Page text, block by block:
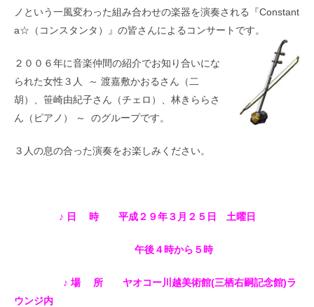
ノという一風変わった組み合わせの楽器を演奏される『Constant
a☆（コンスタンタ）』の皆さんによるコンサートです。
２００６年に音楽仲間の紹介でお知り合いにな
られた女性３人 ～ 渡嘉敷かおるさん（二
胡）、笹崎由紀子さん（チェロ）、林きららさ
ん（ピアノ） ～ のグループです。
３人の息の合った演奏をお楽しみください。
♪ 日 時 平成２９年３月２５日 土曜日
午後４時から５時
♪ 場 所 ヤオコー川越美術館(三栖右嗣記念館)ラ
ウンジ内